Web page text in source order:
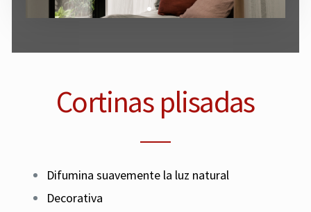
Cortinas plisadas
Difumina suavemente la luz natural
Decorativa